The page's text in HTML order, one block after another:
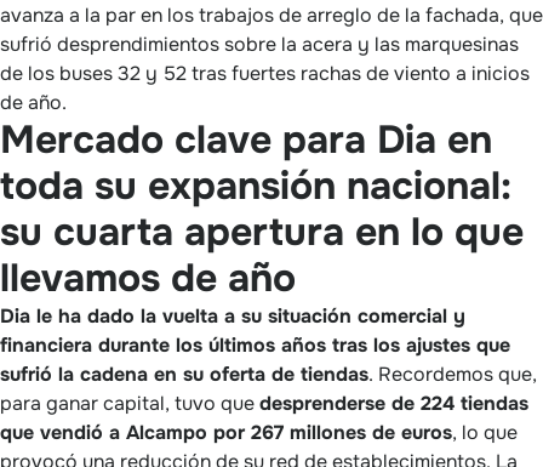
avanza a la par en los trabajos de arreglo de la fachada, que
sufrió desprendimientos sobre la acera y las marquesinas
de los buses 32 y 52 tras fuertes rachas de viento a inicios
de año.
Mercado clave para Dia en
toda su expansión nacional:
su cuarta apertura en lo que
llevamos de año
Dia le ha dado la vuelta a su situación comercial y
financiera durante los últimos años tras los ajustes que
sufrió la cadena en su oferta de tiendas. Recordemos que,
para ganar capital, tuvo quedesprenderse de 224 tiendas
que vendió a Alcampo por 267 millones de euros, lo que
provocó una reducción de su red de establecimientos. La